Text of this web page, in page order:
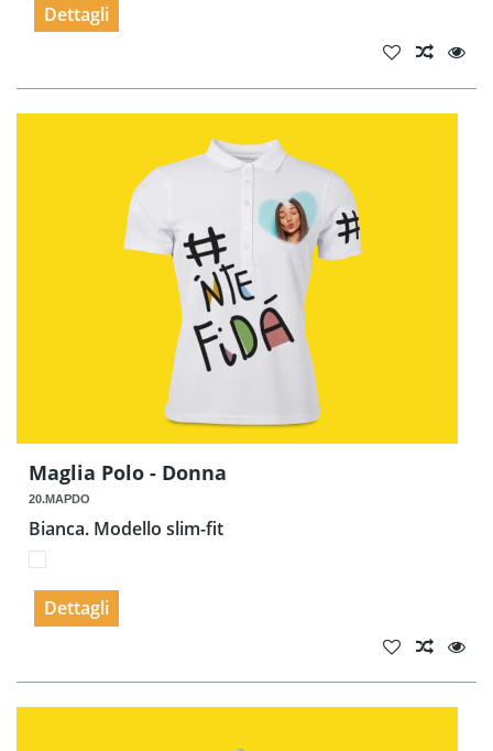
Dettagli
Maglia Polo - Donna
20.MAPDO
Bianca. Modello slim-fit
Dettagli